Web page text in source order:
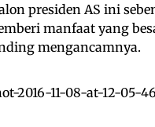
presiden AS ini
manfaat yang
mengancamnya.